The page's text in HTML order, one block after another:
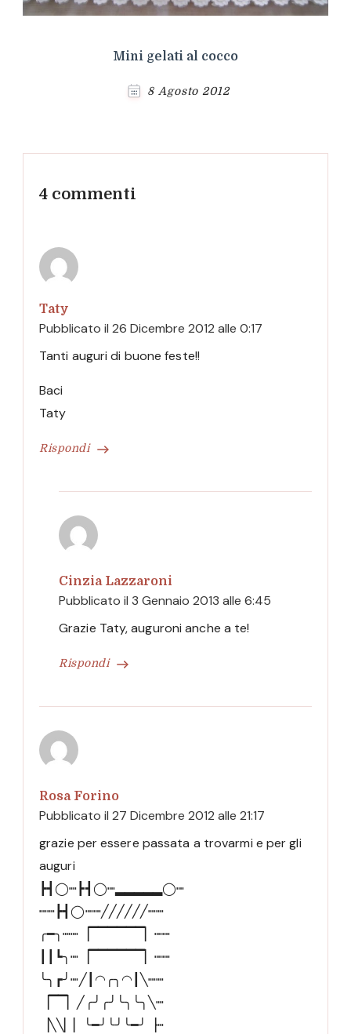
Mini gelati al cocco
8 Agosto 2012
4 commenti
Taty
Pubblicato il 26 Dicembre 2012 alle 0:17
Rispondi
Tanti auguri di buone feste!!
Baci
Taty
Cinzia Lazzaroni
Pubblicato il 3 Gennaio 2013 alle 6:45
Rispondi
Grazie Taty, auguroni anche a te!
Rosa Forino
Pubblicato il 27 Dicembre 2012 alle 21:17
grazie per essere passata a trovarmi e per gli
auguri
┣┫◯┉┣┫◯┉▂▂▂▂▂◯┉
┉┉┣┫◯┉┉╱╱╱╱╱╱┉┉
╭━╮┉┉▕▔▔▔▔▔▔▏┉┉
┃┃┗╮┉▕▔▔▔▔▔▔▏┉┉
╰╮┏╯┉╱┃◠╭╮◠┃╲┉┉
▕▔▔▏╱╭╯╭╯╰╮╰╮╲┉
▕╲╲▏▏╰━╯╰╯╰━╯▕┉